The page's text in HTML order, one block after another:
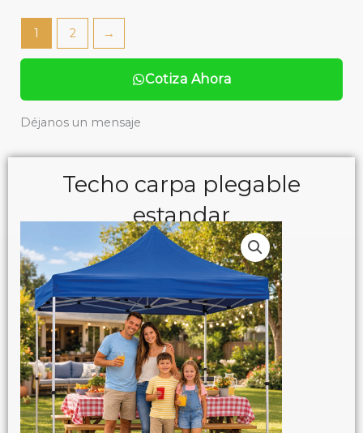
1 2 →
Cotiza Ahora
Déjanos un mensaje
Techo carpa plegable
estandar